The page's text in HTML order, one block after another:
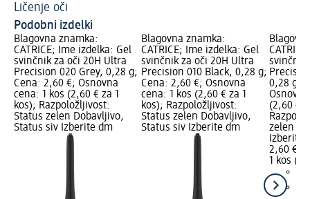
Ličenje oči
Podobni izdelki
Blagovna znamka:
CATRICE; Ime izdelka: Gel
svinčnik za oči 20H Ultra
Precision 020 Grey, 0,28 g;
Cena: 2,60 €; Osnovna
cena: 1 kos (2,60 € za 1
kos); Razpoložljivost:
Status zelen Dobavljivo,
Status siv Izberite dm
Blagovna znamka:
CATRICE; Ime izdelka: Gel
svinčnik za oči 20H Ultra
Precision 010 Black, 0,28 g;
Cena: 2,60 €; Osnovna
cena: 1 kos (2,60 € za 1
kos); Razpoložljivost:
Status zelen Dobavljivo,
Status siv Izberite dm
svinčnik
0,28 g;
(2,60 €
zelen
Izberite
2,60 €
1 kos